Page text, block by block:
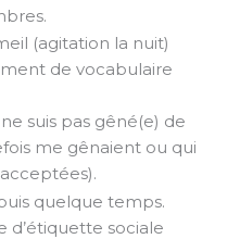
(agitation la nuit)
suis pas gêné(e) de
me gênaient ou qui
quelque temps.
d’étiquette sociale